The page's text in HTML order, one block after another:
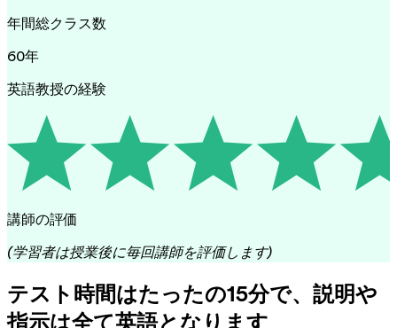
年間総クラス数
60年
英語教授の経験
講師の評価
(学習者は授業後に毎回講師を評価します)
テスト時間はたったの15分で、説明や
指示は全て英語となります